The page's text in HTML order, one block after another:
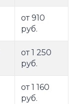
от 910
руб.
от 1 250
руб.
от 1 160
руб.